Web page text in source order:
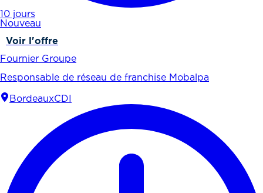
10 jours
Nouveau
Voir l'offre
Fournier Groupe
Responsable de réseau de franchise Mobalpa
BordeauxCDI